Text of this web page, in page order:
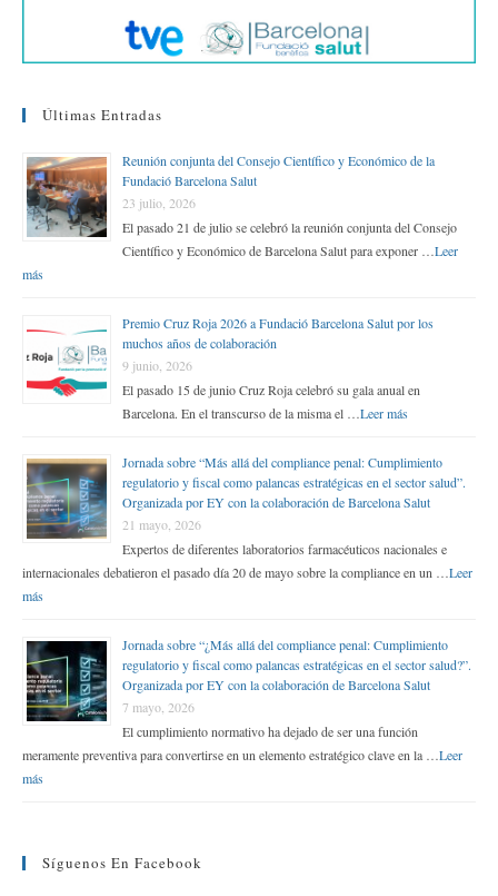
Últimas Entradas
Reunión conjunta del Consejo Científico y Económico de la
Fundació Barcelona Salut
23 julio, 2026
El pasado 21 de julio se celebró la reunión conjunta del Consejo
Científico y Económico de Barcelona Salut para exponer …Leer
más
Premio Cruz Roja 2026 a Fundació Barcelona Salut por los
muchos años de colaboración
9 junio, 2026
El pasado 15 de junio Cruz Roja celebró su gala anual en
Barcelona. En el transcurso de la misma el …Leer más
Jornada sobre “Más allá del compliance penal: Cumplimiento
regulatorio y fiscal como palancas estratégicas en el sector salud”.
Organizada por EY con la colaboración de Barcelona Salut
21 mayo, 2026
Expertos de diferentes laboratorios farmacéuticos nacionales e
internacionales debatieron el pasado día 20 de mayo sobre la compliance en un …Leer
más
Jornada sobre “¿Más allá del compliance penal: Cumplimiento
regulatorio y fiscal como palancas estratégicas en el sector salud?”.
Organizada por EY con la colaboración de Barcelona Salut
7 mayo, 2026
El cumplimiento normativo ha dejado de ser una función
meramente preventiva para convertirse en un elemento estratégico clave en la …Leer
más
Síguenos En Facebook